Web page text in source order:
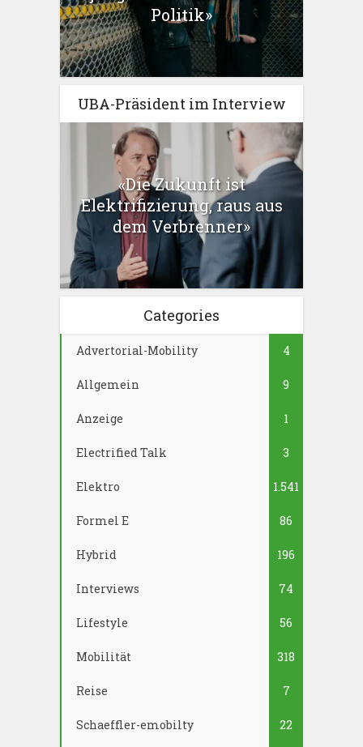
Politik»
UBA-Präsident im Interview
«Die Zukunft ist
Elektrifizierung, raus aus
dem Verbrenner»
Categories
Advertorial-Mobility 4
Allgemein 9
Anzeige 1
Electrified Talk 3
Elektro 1.541
Formel E 86
Hybrid 196
Interviews 74
Lifestyle 56
Mobilität 318
Reise 7
Schaeffler-emobilty 22